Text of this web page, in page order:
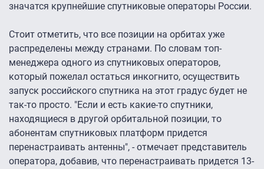
значатся крупнейшие спутниковые операторы России.
Стоит отметить, что все позиции на орбитах уже
распределены между странами. По словам топ-
менеджера одного из спутниковых операторов,
который пожелал остаться инкогнито, осуществить
запуск российского спутника на этот градус будет не
так-то просто. "Если и есть какие-то спутники,
находящиеся в другой орбитальной позиции, то
абонентам спутниковых платформ придется
перенастраивать антенны", - отмечает представитель
оператора, добавив, что перенастраивать придется 13-